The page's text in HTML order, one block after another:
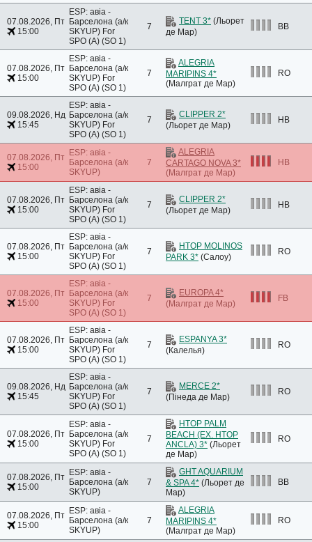
07.08.2026, Пт
15:00
ESP: авіа -
Барселона (а/к
SKYUP) For
SPO (A) (SO 1)
7
TENT 3* (Льорет
де Мар)
BB
07.08.2026, Пт
15:00
ESP: авіа -
Барселона (а/к
SKYUP) For
SPO (A) (SO 1)
7
ALEGRIA
MARIPINS 4*
(Малграт де Мар)
RO
09.08.2026, Нд
15:45
ESP: авіа -
Барселона (а/к
SKYUP) For
SPO (A) (SO 1)
7
CLIPPER 2*
(Льорет де Мар)
HB
07.08.2026, Пт
15:00
ESP: авіа -
Барселона (а/к
SKYUP)
7
ALEGRIA
CARTAGO NOVA 3*
(Малграт де Мар)
HB
07.08.2026, Пт
15:00
ESP: авіа -
Барселона (а/к
SKYUP) For
SPO (A) (SO 1)
7
CLIPPER 2*
(Льорет де Мар)
HB
07.08.2026, Пт
15:00
ESP: авіа -
Барселона (а/к
SKYUP) For
SPO (A) (SO 1)
7
HTOP MOLINOS
PARK 3* (Салоу)
RO
07.08.2026, Пт
15:00
ESP: авіа -
Барселона (а/к
SKYUP) For
SPO (A) (SO 1)
7
EUROPA 4*
(Малграт де Мар)
FB
07.08.2026, Пт
15:00
ESP: авіа -
Барселона (а/к
SKYUP) For
SPO (A) (SO 1)
7
ESPANYA 3*
(Калелья)
RO
09.08.2026, Нд
15:45
ESP: авіа -
Барселона (а/к
SKYUP) For
SPO (A) (SO 1)
7
MERCE 2*
(Пінеда де Мар)
RO
07.08.2026, Пт
15:00
ESP: авіа -
Барселона (а/к
SKYUP) For
SPO (A) (SO 1)
7
HTOP PALM
BEACH (EX. HTOP
ANCLA) 3* (Льорет
де Мар)
RO
07.08.2026, Пт
15:00
ESP: авіа -
Барселона (а/к
SKYUP)
7
GHT AQUARIUM
& SPA 4* (Льорет де
Мар)
BB
07.08.2026, Пт
15:00
ESP: авіа -
Барселона (а/к
SKYUP)
7
ALEGRIA
MARIPINS 4*
(Малграт де Мар)
RO